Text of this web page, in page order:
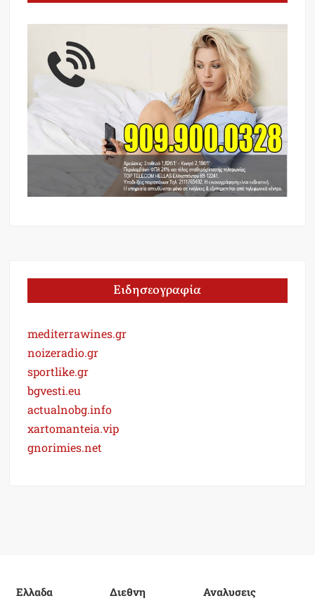
Ειδησεογραφία
mediterrawines.gr
noizeradio.gr
sportlike.gr
bgvesti.eu
actualnobg.info
xartomanteia.vip
gnorimies.net
Ελλαδα Διεθνη Αναλυσεις